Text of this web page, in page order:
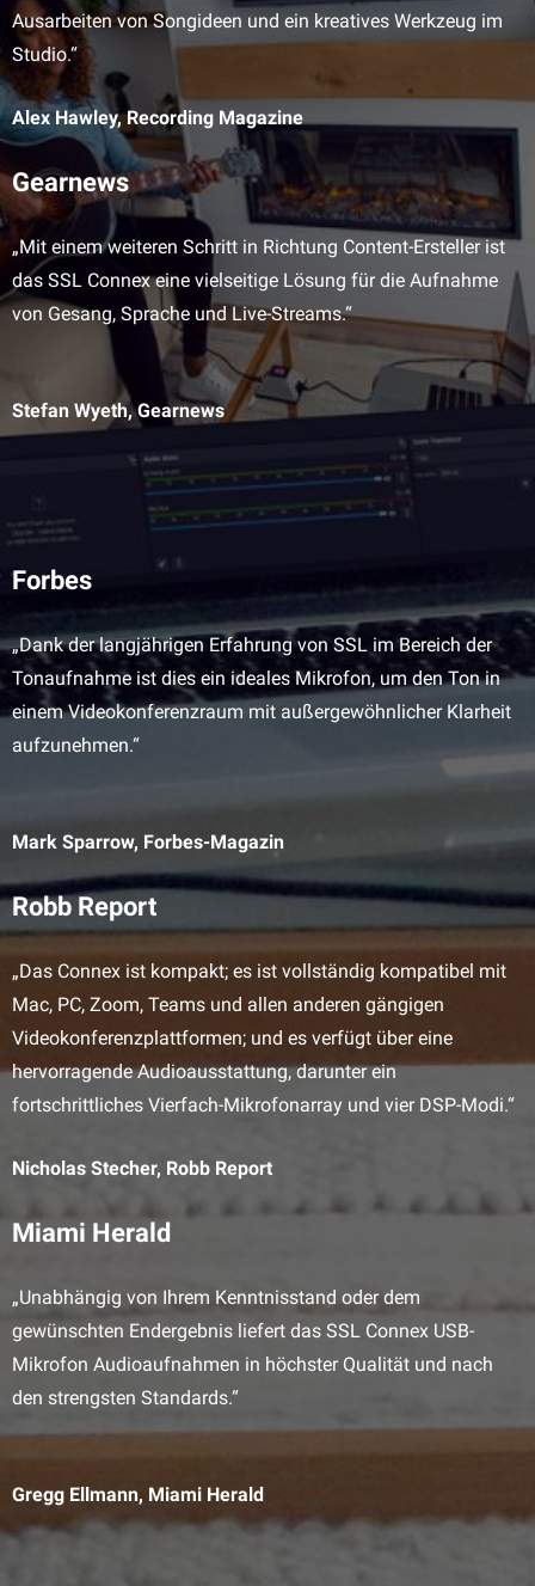
Ausarbeiten von Songideen und ein kreatives Werkzeug im
Studio.“
Alex Hawley, Recording Magazine
Gearnews
„Mit einem weiteren Schritt in Richtung Content-Ersteller ist
das SSL Connex eine vielseitige Lösung für die Aufnahme
von Gesang, Sprache und Live-Streams.“
Stefan Wyeth, Gearnews
Forbes
„Dank der langjährigen Erfahrung von SSL im Bereich der
Tonaufnahme ist dies ein ideales Mikrofon, um den Ton in
einem Videokonferenzraum mit außergewöhnlicher Klarheit
aufzunehmen.“
Mark Sparrow, Forbes-Magazin
Robb Report
„Das Connex ist kompakt; es ist vollständig kompatibel mit
Mac, PC, Zoom, Teams und allen anderen gängigen
Videokonferenzplattformen; und es verfügt über eine
hervorragende Audioausstattung, darunter ein
fortschrittliches Vierfach-Mikrofonarray und vier DSP-Modi.“
Nicholas Stecher, Robb Report
Miami Herald
„Unabhängig von Ihrem Kenntnisstand oder dem
gewünschten Endergebnis liefert das SSL Connex USB-
Mikrofon Audioaufnahmen in höchster Qualität und nach
den strengsten Standards.“
Gregg Ellmann, Miami Herald